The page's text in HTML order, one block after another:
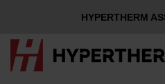
HYPERTHERM
Hypertherm